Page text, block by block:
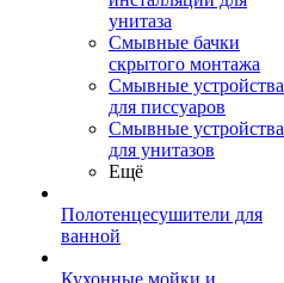
унитаза
Смывные бачки
скрытого монтажа
Смывные устройства
для писсуаров
Смывные устройства
для унитазов
Ещё
Полотенцесушители для
ванной
Кухонные мойки и